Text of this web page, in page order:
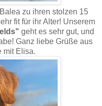
zu ihren stolzen 15
fit für ihr Alter! Unserem
geht es sehr gut, und
Ganz liebe Grüße aus
mit Elisa.